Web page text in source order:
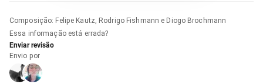
Composição: Felipe Kautz, Rodrigo Fishmann e Diogo Brochmann
Essa informação está errada?
Enviar revisão
Envio por